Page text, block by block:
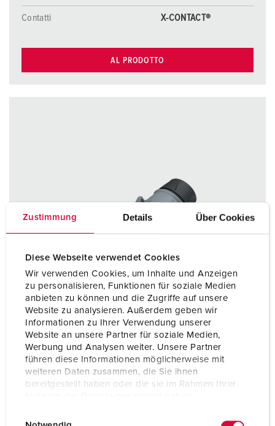
Zustimmung Details Über Cookies
Diese Webseite verwendet Cookies
Wir verwenden Cookies, um Inhalte und Anzeigen
zu personalisieren, Funktionen für soziale Medien
anbieten zu können und die Zugriffe auf unsere
Website zu analysieren. Außerdem geben wir
Informationen zu Ihrer Verwendung unserer
Website an unsere Partner für soziale Medien,
Werbung und Analysen weiter. Unsere Partner
führen diese Informationen möglicherweise mit
weiteren Daten zusammen, die Sie ihnen
bereitgestellt haben oder die sie im Rahmen Ihrer
Contatti X-CONTACT®
AL PRODOTTO